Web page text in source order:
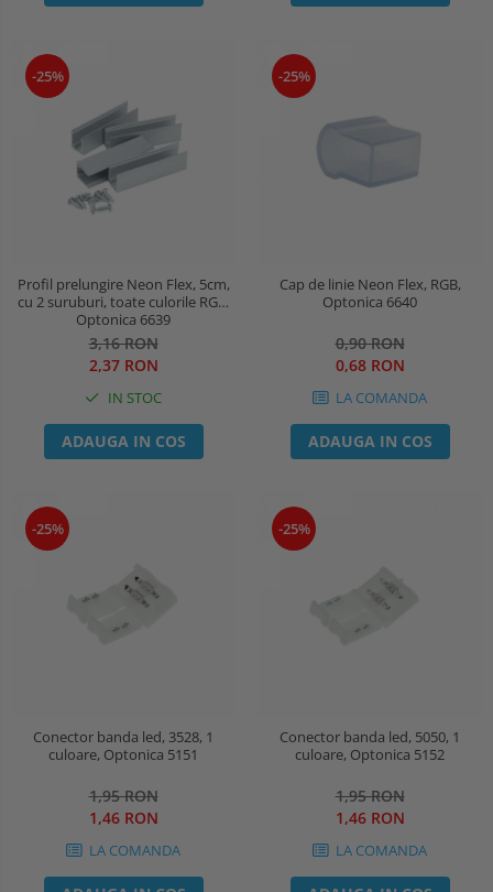
-25%
Profil prelungire Neon Flex, 5cm,
cu 2 suruburi, toate culorile RGB,
Optonica 6639
3,16 RON
2,37 RON
IN STOC
ADAUGA IN COS
-25%
Cap de linie Neon Flex, RGB,
Optonica 6640
0,90 RON
0,68 RON
LA COMANDA
ADAUGA IN COS
-25%
Conector banda led, 3528, 1
culoare, Optonica 5151
1,95 RON
1,46 RON
LA COMANDA
-25%
Conector banda led, 5050, 1
culoare, Optonica 5152
1,95 RON
1,46 RON
LA COMANDA